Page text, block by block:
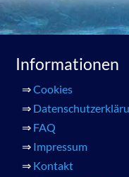
Informationen
⇒Cookies
⇒
⇒ FAQ
⇒ Impressum
⇒ Kontakt